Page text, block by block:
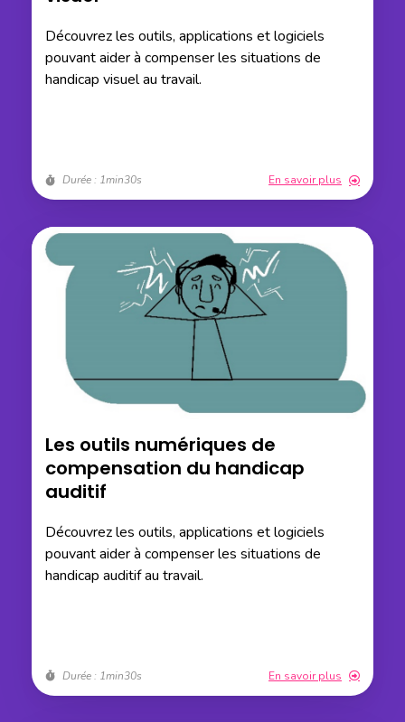
Découvrez les outils, applications et logiciels
pouvant aider à compenser les situations de
handicap visuel au travail.
Durée : 1min30s En savoir plus
Les outils numériques de
compensation du handicap
auditif
Découvrez les outils, applications et logiciels
pouvant aider à compenser les situations de
handicap auditif au travail.
Durée : 1min30s En savoir plus